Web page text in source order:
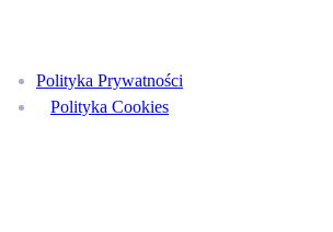
Polityka Prywatności
Polityka Cookies